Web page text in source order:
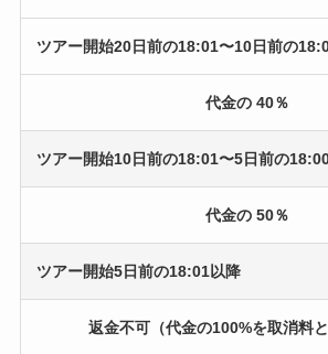
ツアー開始20日前の18:01〜10日前の
代金の 40％
ツアー開始10日前の18:01〜5日前の
代金の 50％
ツアー開始5日前の18:01以降
返金不可（代金の100%を取消料と